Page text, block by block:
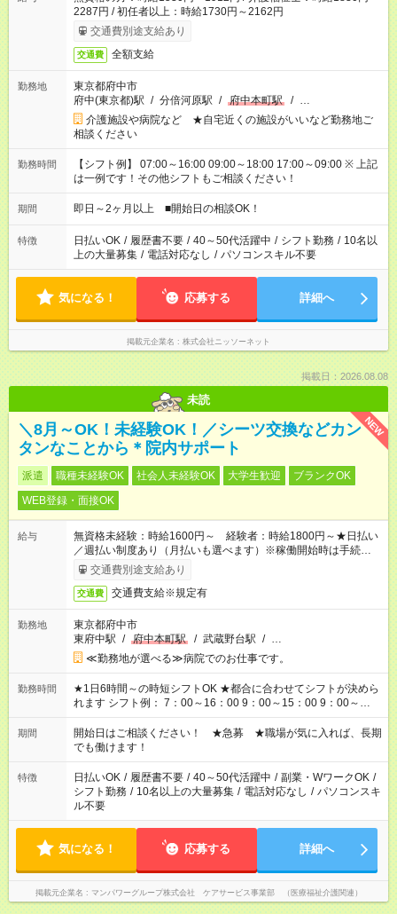
2287円 / 初任者以上：時給1730円～2162円
交通費別途支給あり
交通費 全額支給
勤務地
東京都府中市
府中(東京都)駅 / 分倍河原駅 / 府中本町駅 / …
介護施設や病院など ★自宅近くの施設がいいなど勤務地ご
相談ください
勤務時間
【シフト例】 07:00～16:00 09:00～18:00 17:00～09:00 ※ 上記
は一例です！その他シフトもご相談ください！
期間 即日～2ヶ月以上 ■開始日の相談OK！
特徴 日払いOK / 履歴書不要 / 40～50代活躍中 / シフト勤務 / 10名以
上の大量募集 / 電話対応なし / パソコンスキル不要
気になる！ 応募する 詳細へ
掲載元企業名 株式会社ニッソーネット
掲載日：2026.08.08
未読
NEW
＼8月～OK！未経験OK！／シーツ交換などカン
タンなことから＊院内サポート
派遣 職種未経験OK 社会人未経験OK 大学生歓迎
ブランクOK
WEB登録・面接OK
給与
無資格未経験：時給1600円～ 経験者：時給1800円～★日払い
／週払い制度あり（月払いも選べます）※稼働開始時は手続き完
了次第のお支払いとなります。
交通費別途支給あり
交通費 交通費支給※規定有
勤務地
東京都府中市
東府中駅 / 府中本町駅 / 武蔵野台駅 / …
≪勤務地が選べる≫病院でのお仕事です。
勤務時間
★1日6時間～の時短シフトOK ★都合に合わせてシフトが決めら
れます シフト例： 7：00～16：00 9：00～15：00 9：00～
18：00 11：00～20：00 など ※Wワークの場合、他のお仕事と
合わせ週40時間超の就業はご案内できません ※法令に基づき、
週20時間以上勤務は社会保険への加入対象となります ※労働者
派遣法（日雇い派遣の原則禁止）により、短時間・短期間の就
業はご案内が難しい場合があります
期間
開始日はご相談ください！ ★急募 ★職場が気に入れば、長期
でも働けます！
特徴 日払いOK / 履歴書不要 / 40～50代活躍中 / 副業・WワークOK /
シフト勤務 / 10名以上の大量募集 / 電話対応なし / パソコンスキ
ル不要
気になる！ 応募する 詳細へ
掲載元企業名 マンパワーグループ株式会社 ケアサービス事業部 （医療福祉介護関連）